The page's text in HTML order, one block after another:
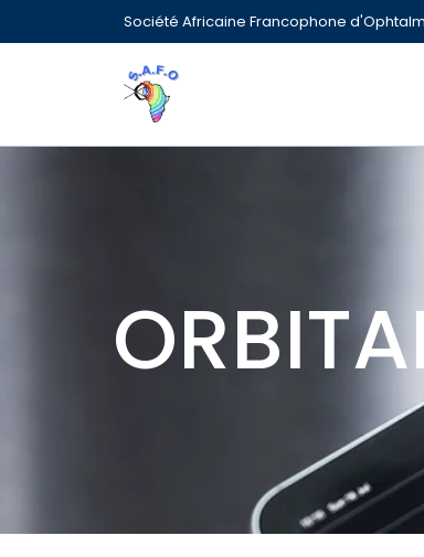
Société Africaine Francophone